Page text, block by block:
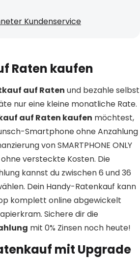
Kundenservice
Raten kaufen
auf Raten und bezahle selbst
nur eine kleine monatliche Rate.
auf Raten kaufen möchtest,
Smartphone ohne Anzahlung
von SMARTPHONE ONLY
versteckte Kosten. Die
kannst du zwischen 6 und 36
Dein Handy-Ratenkauf kann
komplett online abgewickelt
Sichere dir die
mit 0% Zinsen noch heute!
mit Upgrade